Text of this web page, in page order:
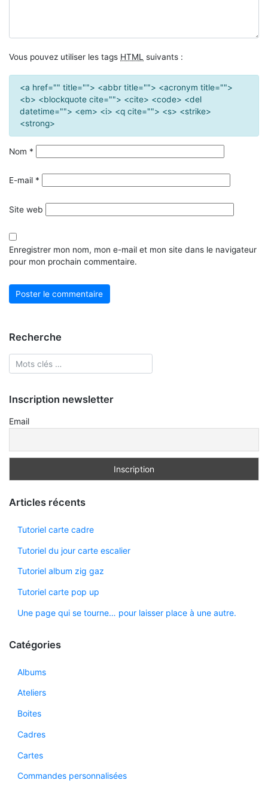
Vous pouvez utiliser les tags HTML suivants :
<a href="" title=""> <abbr title=""> <acronym title="">
<b> <blockquote cite=""> <cite> <code> <del
datetime=""> <em> <i> <q cite=""> <s> <strike>
<strong>
Nom *
E-mail *
Site web
Enregistrer mon nom, mon e-mail et mon site dans le navigateur
pour mon prochain commentaire.
Recherche
Inscription newsletter
Email
Articles récents
Tutoriel carte cadre
Tutoriel du jour carte escalier
Tutoriel album zig gaz
Tutoriel carte pop up
Une page qui se tourne… pour laisser place à une autre.
Catégories
Albums
Ateliers
Boites
Cadres
Cartes
Commandes personnalisées